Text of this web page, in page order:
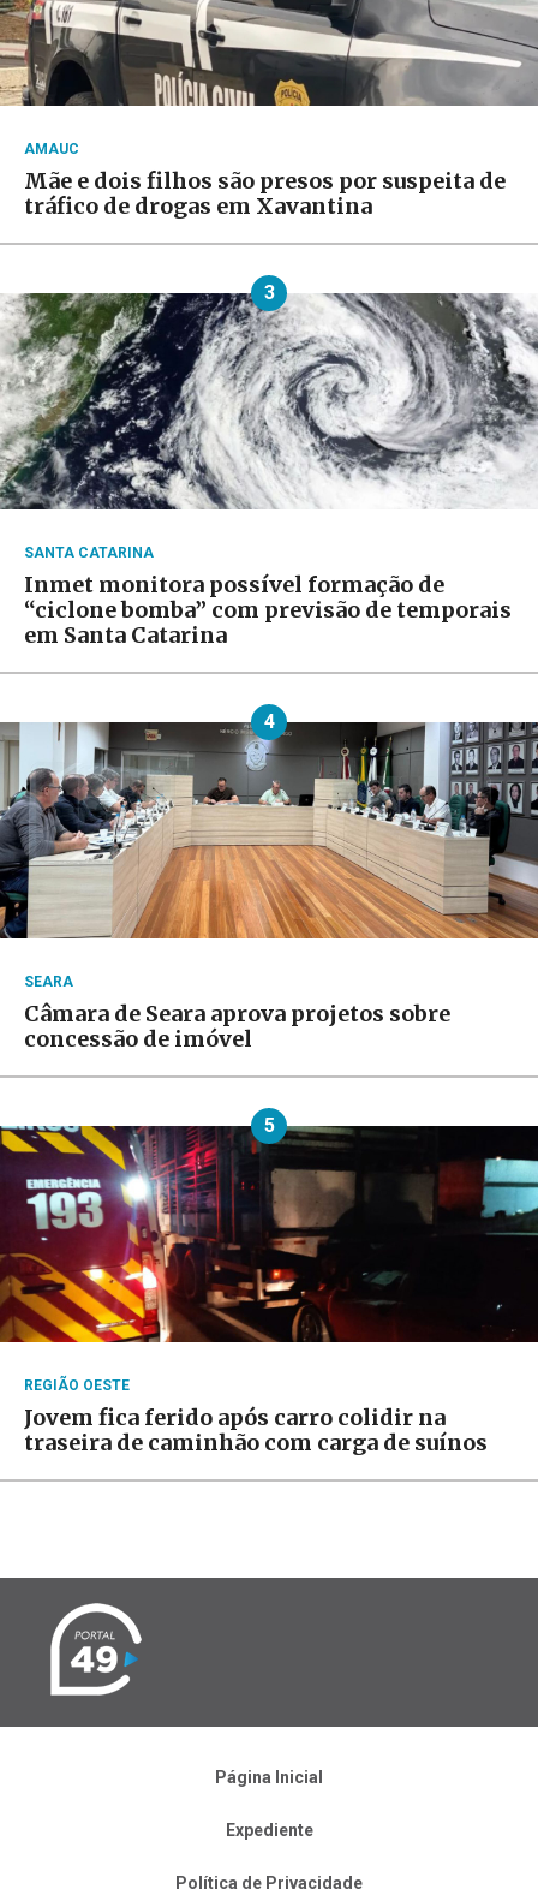
AMAUC
Mãe e dois filhos são presos por suspeita de
tráfico de drogas em Xavantina
3
SANTA CATARINA
Inmet monitora possível formação de
“ciclone bomba” com previsão de temporais
em Santa Catarina
4
SEARA
Câmara de Seara aprova projetos sobre
concessão de imóvel
5
REGIÃO OESTE
Jovem fica ferido após carro colidir na
traseira de caminhão com carga de suínos
Página Inicial
Expediente
Política de Privacidade